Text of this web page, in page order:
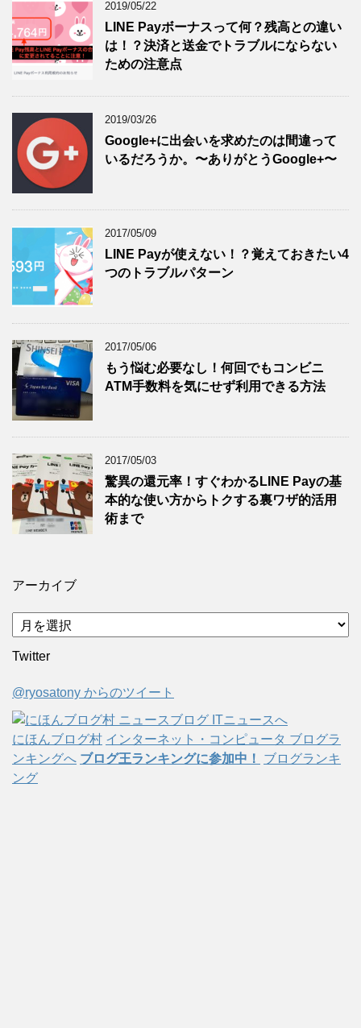
2019/05/22
LINE Payボーナスって何？残高との違い
は！？決済と送金でトラブルにならない
ための注意点
2019/03/26
Google+に出会いを求めたのは間違って
いるだろうか。〜ありがとうGoogle+〜
2017/05/09
LINE Payが使えない！？覚えておきたい4
つのトラブルパターン
2017/05/06
もう悩む必要なし！何回でもコンビニ
ATM手数料を気にせず利用できる方法
2017/05/03
驚異の還元率！すぐわかるLINE Payの基
本的な使い方からトクする裏ワザ的活用
術まで
アーカイブ
ア
ー
カ
ブ
Twitter
@ryosatony からのツイート
にほんブログ村 インターネット・コンピュータ ブログラ
ンキングへ ブログ王ランキングに参加中！
ブログランキ
ング